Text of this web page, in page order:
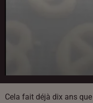
Cela fait déjà dix ans